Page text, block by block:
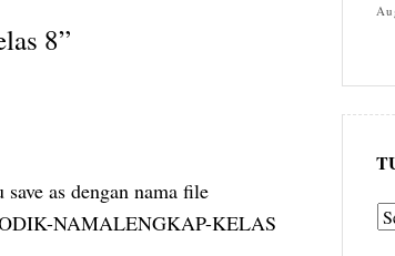
8”
as dengan nama file
NAMALENGKAP-KELAS